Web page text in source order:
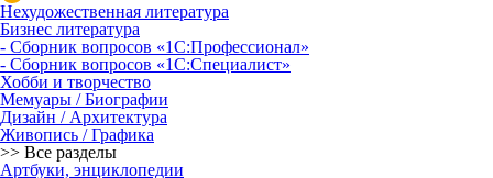
Нехудожественная литература
Бизнес литература
- Сборник вопросов «1С:Профессионал»
- Сборник вопросов «1С:Специалист»
Хобби и творчество
Мемуары / Биографии
Дизайн / Архитектура
Живопись / Графика
>> Все разделы
Артбуки, энциклопедии